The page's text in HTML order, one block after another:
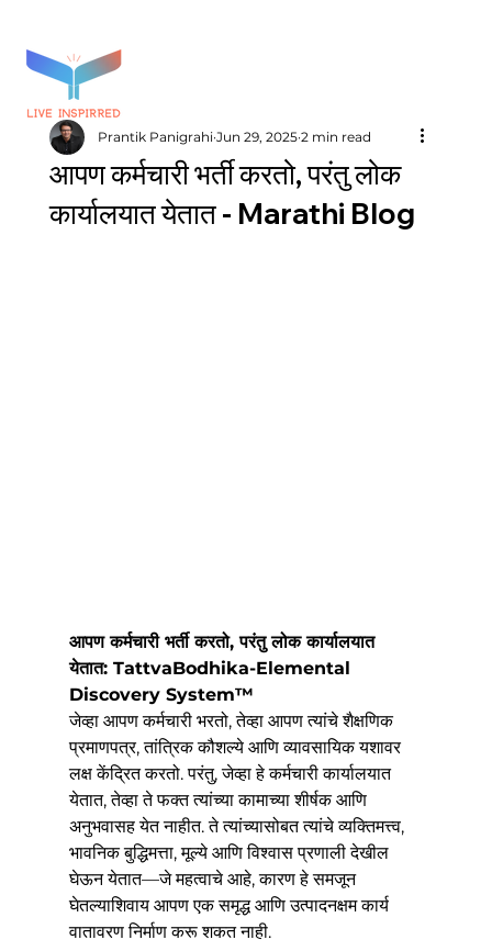
आपण कर्मचारी भर्ती करतो, परंतु लोक
कार्यालयात येतात - Marathi Blog
Prantik Panigrahi Jun 29, 2025 2 min read
आपण कर्मचारी भर्ती करतो, परंतु लोक कार्यालयात
येतात: TattvaBodhika-Elemental
Discovery System™
जेव्हा आपण कर्मचारी भरतो, तेव्हा आपण त्यांचे शैक्षणिक
प्रमाणपत्र, तांत्रिक कौशल्ये आणि व्यावसायिक यशावर
लक्ष केंद्रित करतो. परंतु, जेव्हा हे कर्मचारी कार्यालयात
येतात, तेव्हा ते फक्त त्यांच्या कामाच्या शीर्षक आणि
अनुभवासह येत नाहीत. ते त्यांच्यासोबत त्यांचे व्यक्तिमत्त्व,
भावनिक बुद्धिमत्ता, मूल्ये आणि विश्वास प्रणाली देखील
घेऊन येतात—जे महत्वाचे आहे, कारण हे समजून
घेतल्याशिवाय आपण एक समृद्ध आणि उत्पादनक्षम कार्य
वातावरण निर्माण करू शकत नाही.